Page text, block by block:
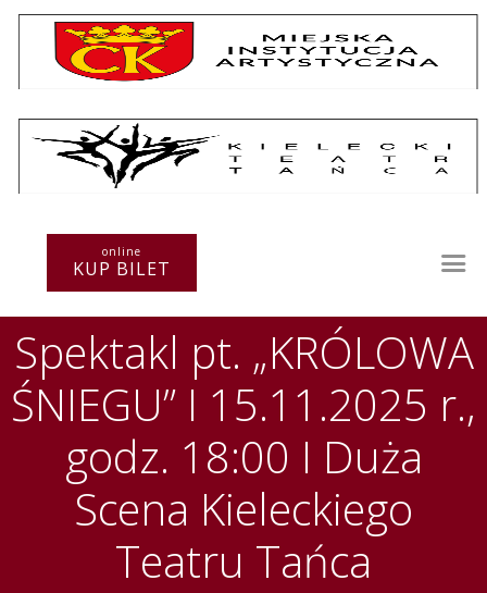
online
KUP BILET
Spektakl pt. „KRÓLOWA
ŚNIEGU” I 15.11.2025 r.,
godz. 18:00 I Duża
Scena Kieleckiego
Teatru Tańca
Repertuar
Teatr / Zespół
Przestrzenie Sztuki
Festiwal
Kurs instruktorski
Sprawozdania
Kontakt